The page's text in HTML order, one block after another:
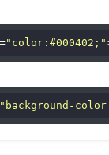
="color:#000402;"
"background-